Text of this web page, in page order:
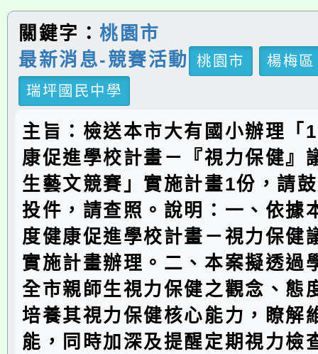
關鍵字：桃園市
最新消息-競賽活動
桃園市
楊梅區
瑞坪國民中學
主旨：檢送本市大有國小辦理「
康促進學校計畫－『視力保健』
生藝文競賽」實施計畫1份，請
投件，請查照。說明：一、依據
度健康促進學校計畫－視力保健
實施計畫辦理。二、本案擬透過
全市親師生視力保健之觀念、態
培養其視力保健核心能力，瞭解
能，同時加深及提醒定期視力檢